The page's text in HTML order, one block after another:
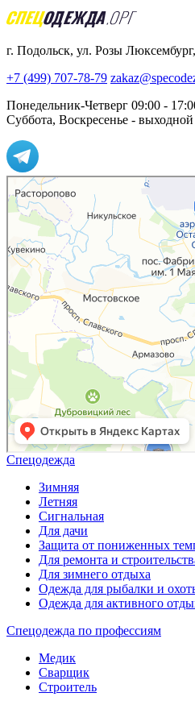
г. Подольск, ул. Розы
+7 (499) 707-78-79
Понедельник-Четверг 09:00 -
Суббота, Воскресенье - выходной
Спецодежда
Зимняя
Летняя
Сигнальная
Для дачи
Защита от пониженных
Для ремонта и
Для зимнего отдыха
Одежда для рыбалки и
Одежда для активного
Спецодежда по профессиям
Медик
Сварщик
Строитель